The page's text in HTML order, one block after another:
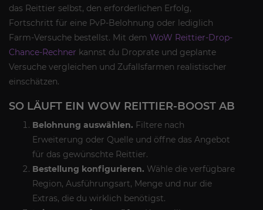
das Reittier selbst, den erforderlichen Erfolg,
Fortschritt für eine PvP-Belohnung oder lediglich
Farm-Versuche bestellst. Mit dem WoW Reittier-Drop-
Chance-Rechner kannst du Droprate und geplante
Versuche vergleichen und Zufallsfarmen realistischer
einschätzen.
SO LÄUFT EIN WOW REITTIER-BOOST AB
Belohnung auswählen. Filtere nach
Erweiterung oder Quelle und öffne das Angebot
für das gewünschte Reittier.
Bestellung konfigurieren. Wähle die verfügbare
Region, Ausführungsart, Menge und nur die
Extras, die du wirklich benötigst.